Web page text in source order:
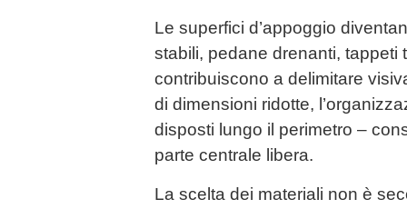
Le superfici d’appoggio
stabili, pedane drenanti, tappeti
contribuiscono a delimitare
di dimensioni ridotte,
disposti lungo il perimetro –
parte centrale libera.
La scelta dei materiali non è